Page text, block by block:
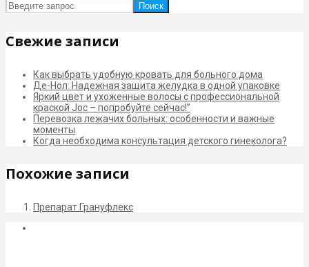
Поиск
Свежие записи
Как выбрать удобную кровать для больного дома
Де-Нол: Надежная защита желудка в одной упаковке
Яркий цвет и ухоженные волосы с профессиональной
краской Joc – попробуйте сейчас!”
Перевозка лежачих больных: особенности и важные
моменты
Когда необходима консультация детского гинеколога?
Похожие записи
Препарат Грануфлекс